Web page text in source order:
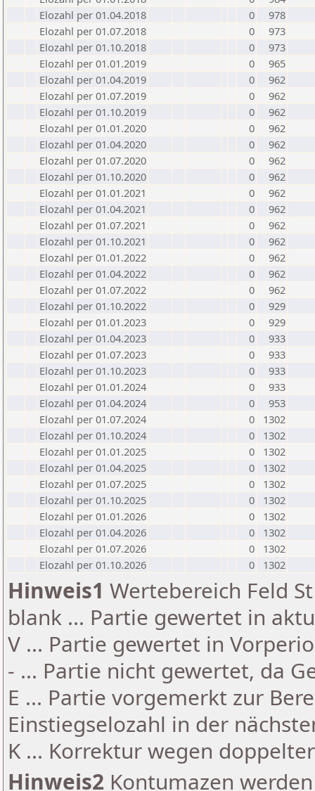
Elozahl per 01.04.2018
0
978
Elozahl per 01.07.2018
0
973
Elozahl per 01.10.2018
0
973
Elozahl per 01.01.2019
0
965
Elozahl per 01.04.2019
0
962
Elozahl per 01.07.2019
0
962
Elozahl per 01.10.2019
0
962
Elozahl per 01.01.2020
0
962
Elozahl per 01.04.2020
0
962
Elozahl per 01.07.2020
0
962
Elozahl per 01.10.2020
0
962
Elozahl per 01.01.2021
0
962
Elozahl per 01.04.2021
0
962
Elozahl per 01.07.2021
0
962
Elozahl per 01.10.2021
0
962
Elozahl per 01.01.2022
0
962
Elozahl per 01.04.2022
0
962
Elozahl per 01.07.2022
0
962
Elozahl per 01.10.2022
0
929
Elozahl per 01.01.2023
0
929
Elozahl per 01.04.2023
0
933
Elozahl per 01.07.2023
0
933
Elozahl per 01.10.2023
0
933
Elozahl per 01.01.2024
0
933
Elozahl per 01.04.2024
0
953
Elozahl per 01.07.2024
0
1302
Elozahl per 01.10.2024
0
1302
Elozahl per 01.01.2025
0
1302
Elozahl per 01.04.2025
0
1302
Elozahl per 01.07.2025
0
1302
Elozahl per 01.10.2025
0
1302
Elozahl per 01.01.2026
0
1302
Elozahl per 01.04.2026
0
1302
Elozahl per 01.07.2026
0
1302
Elozahl per 01.10.2026
0 1302
Hinweis1 Wertebereich Feld
blank ... Partie gewertet in
V ... Partie gewertet in
- ... Partie nicht gewertet, da
E ... Partie vorgemerkt zur
Einstiegselozahl in der
K ... Korrektur wegen
Hinweis2 Kontumazen